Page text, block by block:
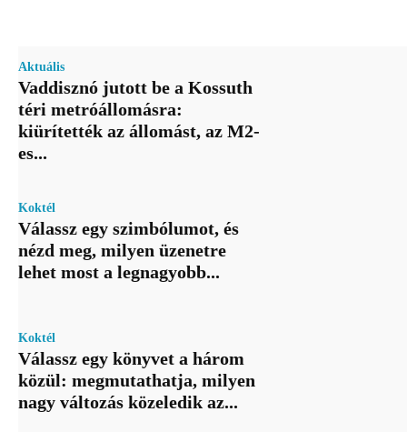
Aktuális
Vaddisznó jutott be a Kossuth
téri metróállomásra:
kiürítették az állomást, az M2-
es...
Koktél
Válassz egy szimbólumot, és
nézd meg, milyen üzenetre
lehet most a legnagyobb...
Koktél
Válassz egy könyvet a három
közül: megmutathatja, milyen
nagy változás közeledik az...